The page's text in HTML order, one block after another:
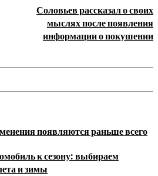
Соловьев рассказал о своих
мыслях после появления
информации о покушении
появляются раньше всего
к сезону: выбираем
и зимы